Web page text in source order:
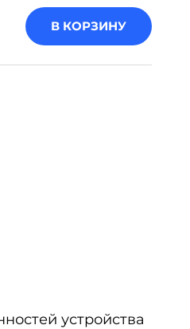
В КОРЗИНУ
устройства